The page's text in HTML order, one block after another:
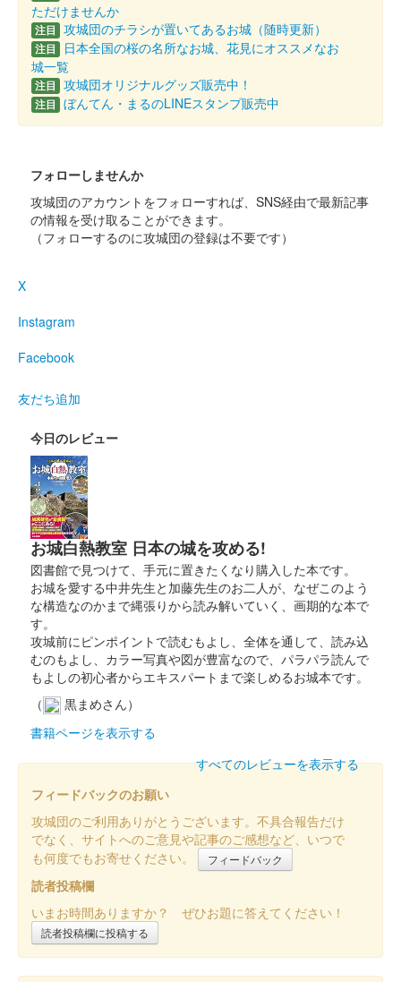
箱田城 御城印
箱田城 御城印
箱田城 御城印 巴御前版
箱田城 御城印
箱田城 御城印
長野剛氏による源義仲と巴御前がデザインされている
箱田城 御城印
箱田城 御城印 源義仲春限定版
箱田城 御城印
箱田城 御城印
長野剛氏による源義仲のイラストを使用した御城印。100枚限
定。
箱田城 御城印
長野剛氏による巴御前のイラストを使用した御城印。100枚限
定。
箱田城 御城印
ただけませんか
注目 攻城団のチラシが置いてあるお城（随時更新）
注目
日本全国の桜の名所なお城、花見にオススメなお
城一覧
注目 攻城団オリジナルグッズ販売中！
注目 ぼんてん・まるのLINEスタンプ販売中
フォローしませんか
攻城団のアカウントをフォローすれば、SNS経由で最新記事
の情報を受け取ることができます。
（フォローするのに攻城団の登録は不要です）
X
Instagram
Facebook
友だち追加
今日のレビュー
お城白熱教室 日本の城を攻める!
図書館で見つけて、手元に置きたくなり購入した本です。
お城を愛する中井先生と加藤先生のお二人が、なぜこのよう
な構造なのかまで縄張りから読み解いていく、画期的な本で
す。
攻城前にピンポイントで読むもよし、全体を通して、読み込
むのもよし、カラー写真や図が豊富なので、パラパラ読んで
もよしの初心者からエキスパートまで楽しめるお城本です。
（
黒まめさん）
書籍ページを表示する
すべてのレビューを表示する
フィードバックのお願い
攻城団のご利用ありがとうございます。不具合報告だけ
でなく、サイトへのご意見や記事のご感想など、いつで
も何度でもお寄せください。
フィードバック
読者投稿欄
いまお時間ありますか？ ぜひお題に答えてください！
読者投稿欄に投稿する